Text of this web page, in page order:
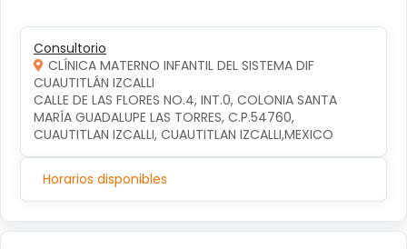
Consultorio
CLÍNICA MATERNO INFANTIL DEL SISTEMA DIF
CUAUTITLÁN IZCALLI
CALLE DE LAS FLORES NO.4, INT.0, COLONIA SANTA
MARÍA GUADALUPE LAS TORRES, C.P.54760,
CUAUTITLAN IZCALLI, CUAUTITLAN IZCALLI,MEXICO
Horarios disponibles